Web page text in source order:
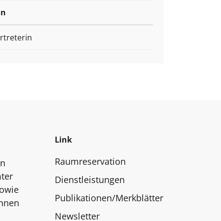
Link
Raumreservation
Dienstleistungen
Publikationen/Merkblätter
Newsletter